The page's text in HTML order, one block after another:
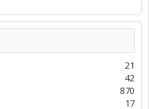
21
42
870
17